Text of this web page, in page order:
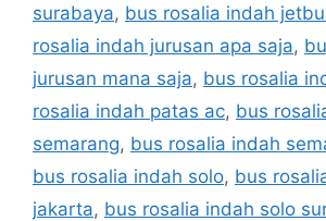
surabaya, bus rosalia indah
rosalia indah jurusan apa saja,
jurusan mana saja, bus rosalia
rosalia indah patas ac, bus
semarang, bus rosalia indah
bus rosalia indah solo, bus
jakarta, bus rosalia indah solo